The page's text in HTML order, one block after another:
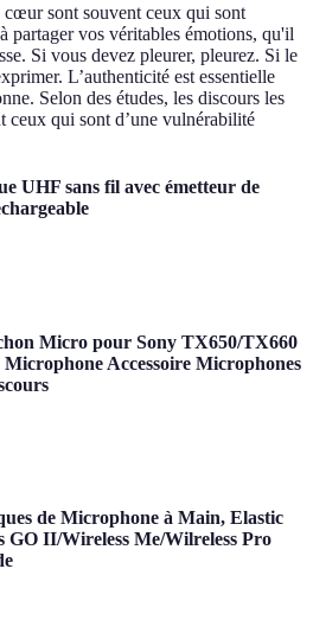
sont souvent ceux qui sont
partager vos véritables émotions, qu'il
Si vous devez pleurer, pleurez. Si le
L’authenticité est essentielle
Selon des études, les discours les
ceux qui sont d’une vulnérabilité
UHF sans fil avec émetteur de
Micro pour Sony TX650/TX660
Accessoire Microphones
de Microphone à Main, Elastic
GO II/Wireless Me/Wilreless Pro